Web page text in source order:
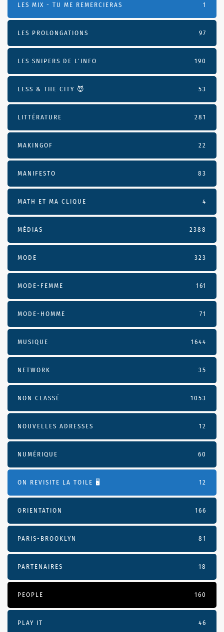
LES MIX - TU ME REMERCIERAS 1
LES PROLONGATIONS 97
LES SNIPERS DE L’INFO 190
LESS & THE CITY 😈 53
LITTÉRATURE 281
MAKINGOF 22
MANIFESTO 83
MATH ET MA CLIQUE 4
MÉDIAS 2388
MODE 323
MODE-FEMME 161
MODE-HOMME 71
MUSIQUE 1644
NETWORK 35
NON CLASSÉ 1053
NOUVELLES ADRESSES 12
NUMÉRIQUE 60
ON REVISITE LA TOILE 🖥️ 12
ORIENTATION 166
PARIS-BROOKLYN 81
PARTENAIRES 18
PEOPLE 160
PLAY IT 46